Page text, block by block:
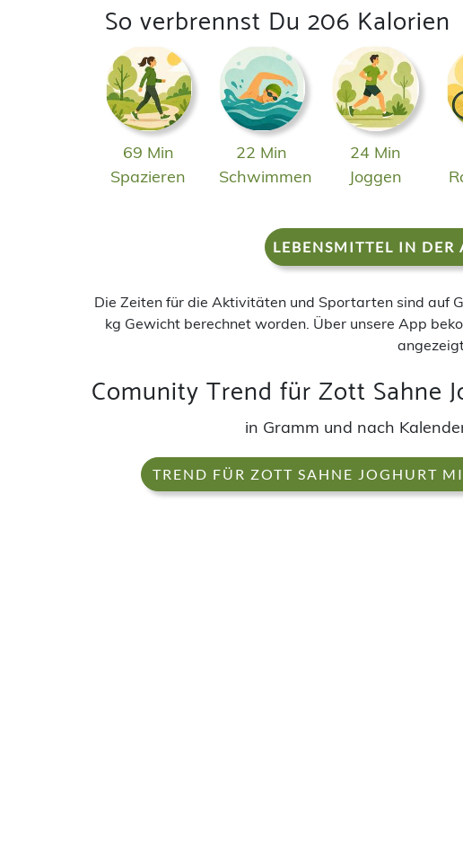
So verbrennst Du 206 Kalorien
69 Min
Spazieren
22 Min
Schwimmen
24 Min
Joggen
LEBENSMITTEL IN DER
Die Zeiten für die Aktivitäten und Sportarten sind auf
kg Gewicht berechnet worden. Über unsere App
Comunity Trend für Zott Sahne
in Gramm und nach
TREND FÜR ZOTT SAHNE JOGHURT